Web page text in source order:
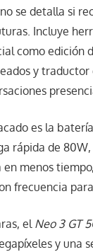
se detalla si
Incluye
como edición
y
es la
rápida de
menos
frecuencia
el Neo 3 GT
y una